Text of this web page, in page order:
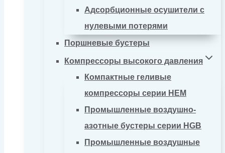
Адсорбционные осушители с
нулевыми потерями
Поршневые бустеры
Компрессоры высокого давления
Компактные геливые
компрессоры серии HEM
Промышленные воздушно-
азотные бустеры серии HGB
Промышленные воздушные